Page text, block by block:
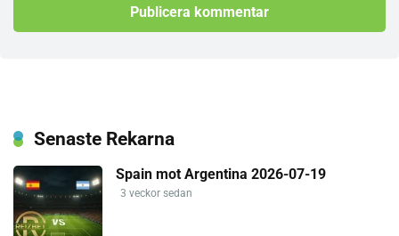
Senaste Rekarna
Spain mot Argentina 2026-07-19
3 veckor sedan